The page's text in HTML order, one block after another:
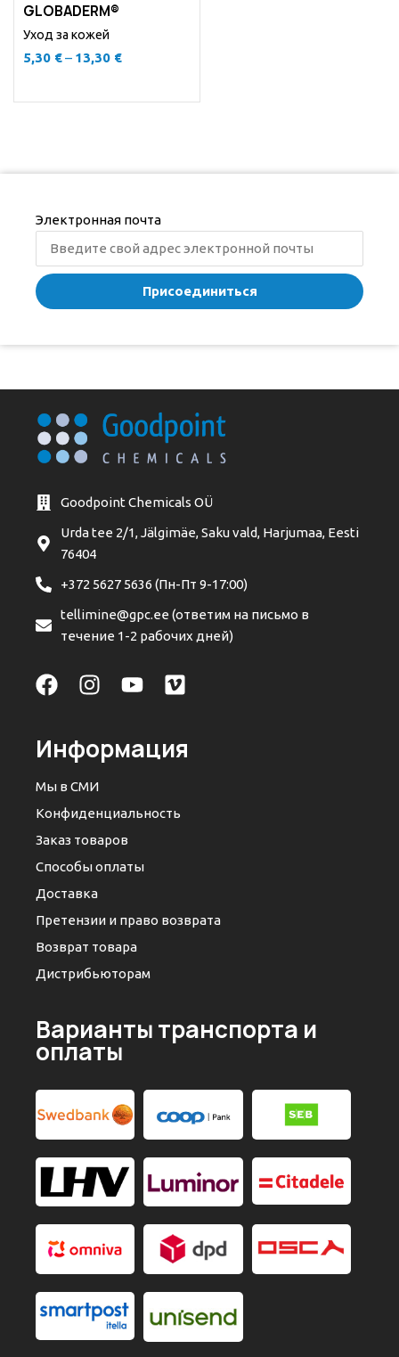
GLOBADERM®
Уход за кожей
5,30 €– 13,30 €
Электронная почта
Присоединиться
Goodpoint Chemicals OÜ
Urda tee 2/1, Jälgimäe, Saku vald, Harjumaa, Eesti
76404
+372 5627 5636 (Пн-Пт 9-17:00)
tellimine@gpc.ee (ответим на письмо в
течение 1-2 рабочих дней)
Информация
Мы в СМИ
Конфиденциальность
Заказ товаров
Способы оплаты
Доставка
Претензии и право возврата
Возврат товара
Дистрибьюторам
Варианты транспорта и
оплаты